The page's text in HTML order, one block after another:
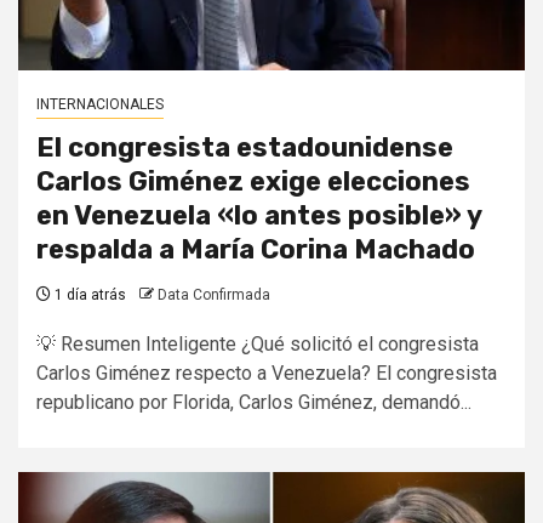
INTERNACIONALES
El congresista estadounidense
Carlos Giménez exige elecciones
en Venezuela «lo antes posible» y
respalda a María Corina Machado
1 día atrás Data Confirmada
💡 Resumen Inteligente ¿Qué solicitó el congresista
Carlos Giménez respecto a Venezuela? El congresista
republicano por Florida, Carlos Giménez, demandó...